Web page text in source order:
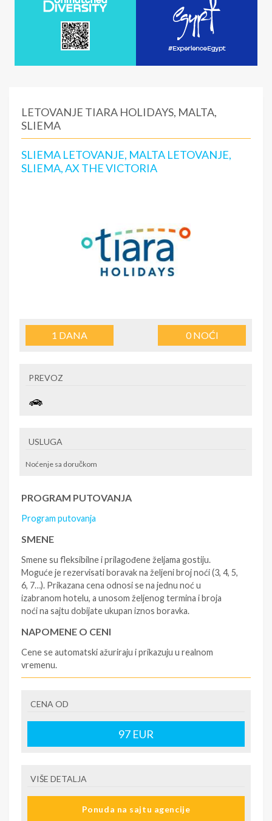
LETOVANJE TIARA HOLIDAYS, MALTA,
SLIEMA
SLIEMA LETOVANJE, MALTA LETOVANJE,
SLIEMA, AX THE VICTORIA
1 DANA 0NOĆI
PREVOZ
USLUGA
Noćenje sa doručkom
PROGRAM PUTOVANJA
Program putovanja
SMENE
Smene su fleksibilne i prilagođene željama gostiju.
Moguće je rezervisati boravak na željeni broj noći (3, 4, 5,
6, 7…). Prikazana cena odnosi se na jednu noć u
izabranom hotelu, a unosom željenog termina i broja
noći na sajtu dobijate ukupan iznos boravka.
NAPOMENE O CENI
Cene se automatski ažuriraju i prikazuju u realnom
vremenu.
- rezervisane i potvrđene usluge u izabranoj smeštajnoj
jedinici prema opisu - korišćenje hotelskih sadržaja
prema opisu - uslugu rezervacije - organizaciju
putovanja
hotela/apartmana - prevoz do i sa destinacije -putno
zdravstveno osiguranje. Preporuka turističke agencije
CENA OD
97 EUR
VIŠE DETALJA
Ponuda na sajtu agencije